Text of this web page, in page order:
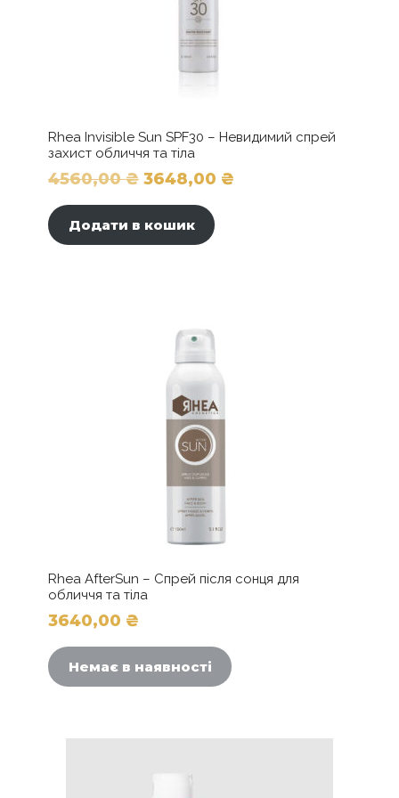
Rhea Invisible Sun SPF30 – Невидимий спрей
захист обличчя та тіла
4560,00₴ Оригінальна
ціна:
4560,00 ₴.
3648,00 ₴
Додати в кошик
Rhea AfterSun – Спрей після сонця для
обличчя та тіла
3640,00 ₴
Немає в наявності